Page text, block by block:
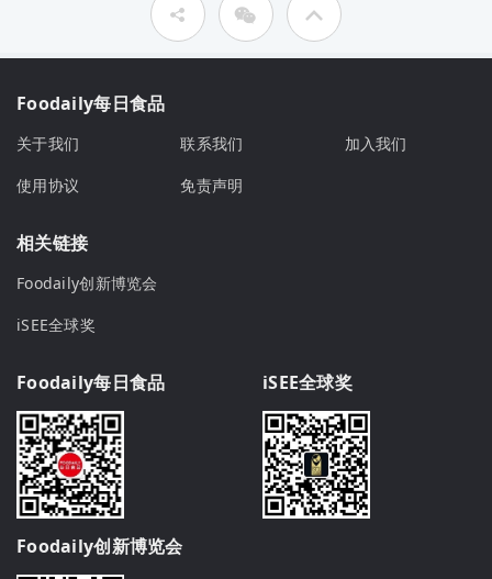
Foodaily每日食品
关于我们 联系我们
加入我们
使用协议
免责声明
相关链接
Foodaily创新博览会
iSEE全球奖
Foodaily每日食品 iSEE全球奖
Foodaily创新博览会